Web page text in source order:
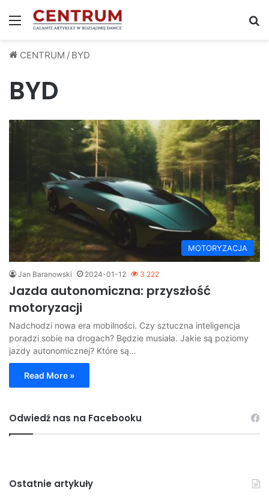
Menu
CENTRUM / BYD
BYD
MOTORYZACJA
Jan Baranowski 2024-01-12 3 222
Jazda autonomiczna: przyszłość
motoryzacji
Nadchodzi nowa era mobilności. Czy sztuczna inteligencja
poradzi sobie na drogach? Będzie musiała. Jakie są poziomy
jazdy autonomicznej? Które są…
Read More »
Odwiedź nas na Facebooku
Ostatnie artykuły